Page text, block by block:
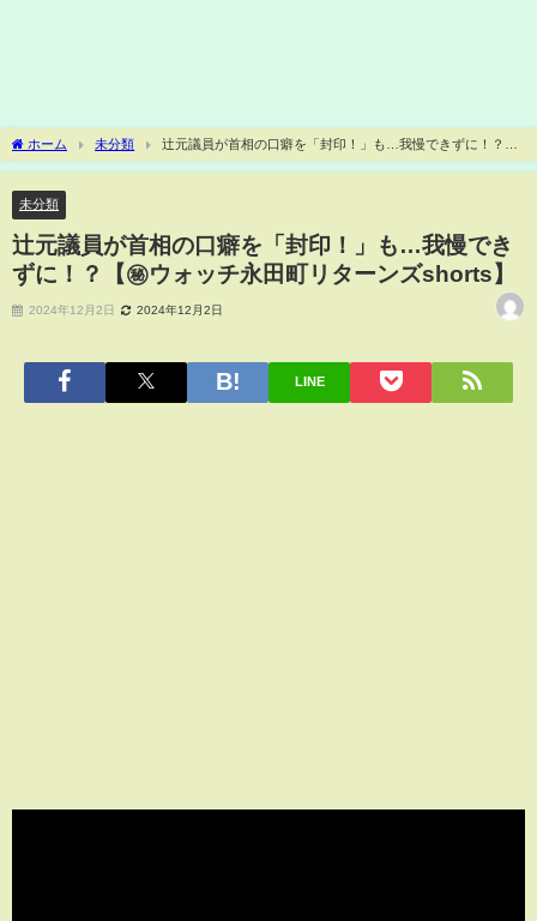
ホーム 未分類
辻元議員が首相の口癖を「封印！」も…我慢できずに！？
【㊙ウォッチ永田町リターンズshorts】
未分類
辻元議員が首相の口癖を「封印！」も…我慢でき
ずに！？【㊙ウォッチ永田町リターンズshorts】
2024年12月2日 2024年12月2日
LINE